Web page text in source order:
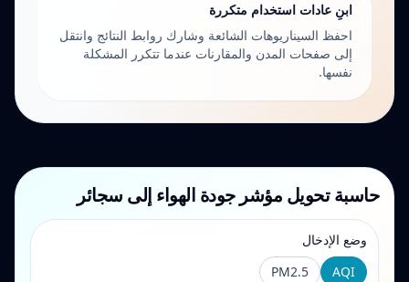
ابنِ عادات استخدام متكررة
احفظ السيناريوهات الشائعة وشارك روابط النتائج وانتقل
إلى صفحات المدن والمقارنات عندما تتكرر المشكلة
نفسها.
حاسبة تحويل مؤشر جودة الهواء إلى سجائر
وضع الإدخال
AQI
PM2.5